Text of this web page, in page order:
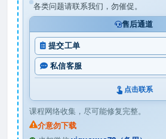
各类问题请联系我们，勿催促。
售后通道
提交工单
私信客服
点击联系
课程网络收集，尽可能修复完整。
介意勿下载